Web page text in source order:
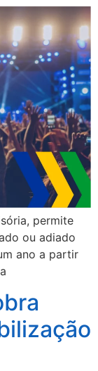
permite
ou adiado
ano a partir